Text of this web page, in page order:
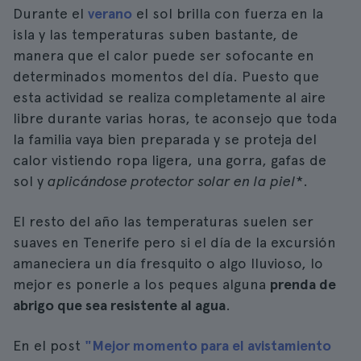
Durante el verano el sol brilla con fuerza en la
isla y las temperaturas suben bastante, de
manera que el calor puede ser sofocante en
determinados momentos del día. Puesto que
esta actividad se realiza completamente al aire
libre durante varias horas, te aconsejo que toda
la familia vaya bien preparada y se proteja del
calor vistiendo ropa ligera, una gorra, gafas de
sol y aplicándose protector solar en la piel*.
El resto del año las temperaturas suelen ser
suaves en Tenerife pero si el día de la excursión
amaneciera un día fresquito o algo lluvioso, lo
mejor es ponerle a los peques alguna prenda de
abrigo que sea resistente al agua.
En el post "Mejor momento para el avistamiento